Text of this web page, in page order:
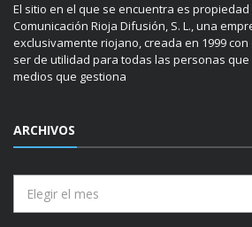
El sitio en el que se encuentra es
Comunicación Rioja Difusión, S. L., una
exclusivamente riojano, creada en 1999
ser de utilidad para todas las personas
medios que gestiona
ARCHIVOS